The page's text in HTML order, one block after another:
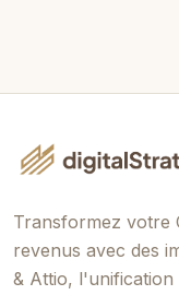
Transformez votre
revenus avec des
& Attio, l'unification